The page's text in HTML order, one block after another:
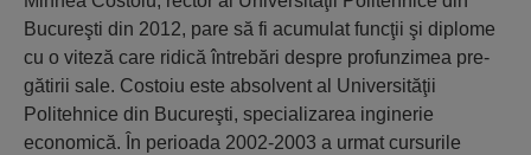
Bucureşti din 2012, pare să fi acumulat funcţii şi diplome
cu o viteză care ridică întrebări despre profunzimea pre­
gătirii sale. Costoiu este absolvent al Uni­versităţii
Politehnice din Bucureşti, spe­cializarea inginerie
economică. În perioada 2002-2003 a urmat cursurile